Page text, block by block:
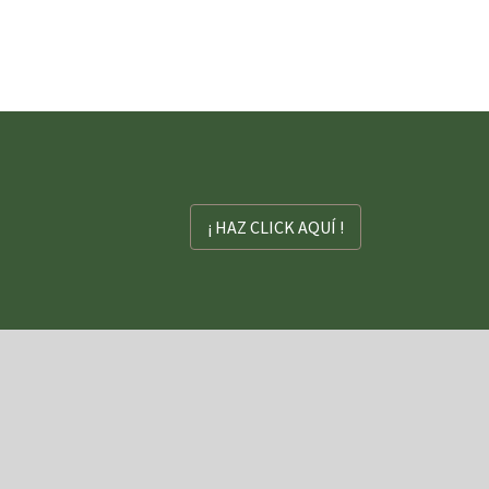
¡ HAZ CLICK AQUÍ !